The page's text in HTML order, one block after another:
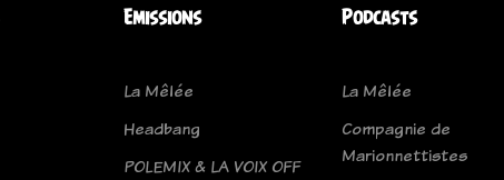
Emissions
La Mêlée
Headbang
POLEMIX & LA VOIX OFF
Podcasts
La Mêlée
Compagnie de
Marionnettistes